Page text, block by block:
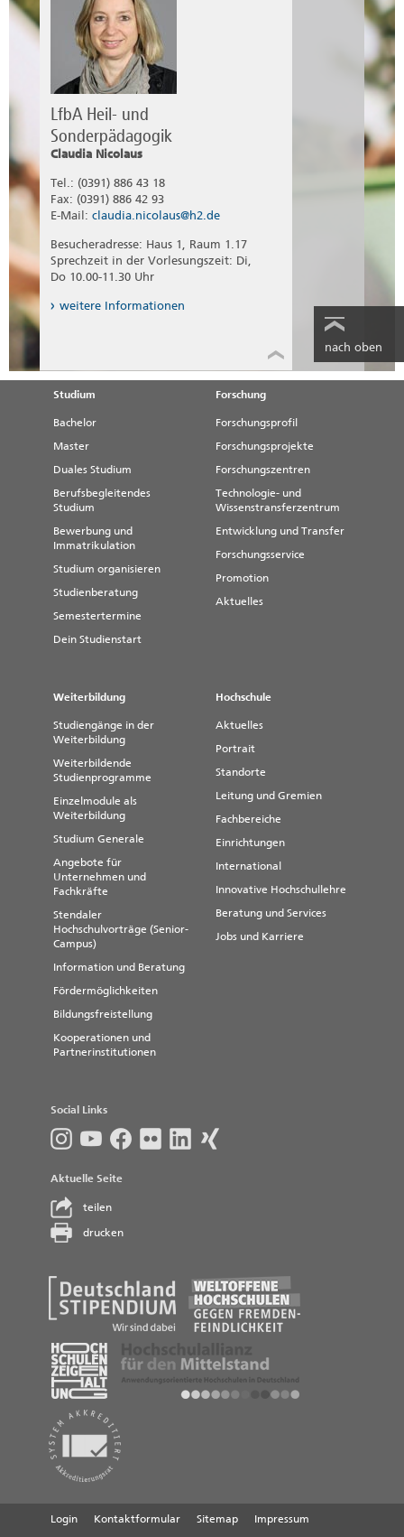
LfbA Heil- und
Sonderpädagogik
Claudia Nicolaus
Tel.: (0391) 886 43 18
Fax: (0391) 886 42 93
E-Mail: claudia.nicolaus@h2.de
Besucheradresse: Haus 1, Raum 1.17
Sprechzeit in der Vorlesungszeit: Di,
Do 10.00-11.30 Uhr
weitere Informationen
nach oben
Studium
Bachelor
Master
Duales Studium
Berufsbegleitendes
Studium
Bewerbung und
Immatrikulation
Studium organisieren
Studienberatung
Semestertermine
Dein Studienstart
Forschung
Forschungsprofil
Forschungsprojekte
Forschungszentren
Technologie- und
Wissenstransferzentrum
Entwicklung und Transfer
Forschungsservice
Promotion
Aktuelles
Weiterbildung
Studiengänge in der
Weiterbildung
Weiterbildende
Studienprogramme
Einzelmodule als
Weiterbildung
Studium Generale
Angebote für
Unternehmen und
Fachkräfte
Stendaler
Hochschulvorträge (Senior-
Campus)
Information und Beratung
Fördermöglichkeiten
Bildungsfreistellung
Kooperationen und
Partnerinstitutionen
Hochschule
Aktuelles
Portrait
Standorte
Leitung und Gremien
Fachbereiche
Einrichtungen
International
Innovative Hochschullehre
Beratung und Services
Jobs und Karriere
Social Links
Aktuelle Seite
teilen
drucken
Login Kontaktformular Sitemap
Impressum